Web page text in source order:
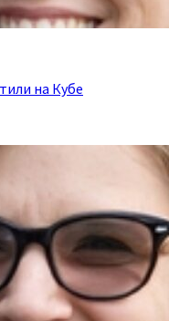
на Кубе